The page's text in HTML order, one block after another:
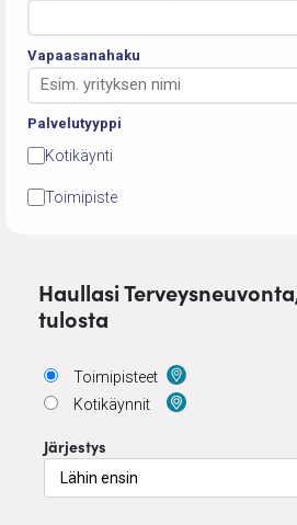
Vapaasanahaku
Palvelutyyppi
Kotikäynti
Toimipiste
Haullasi
tulosta
Toimipisteet
Kotikäynnit
Järjestys